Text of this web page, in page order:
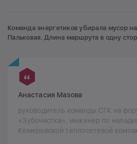
Команда энергетиков убирала мусор
Пальковая. Длина маршрута в одну
Анастасия Мазова
руководитель команды СГК на
«Зубочистка», инженер по
Кемеровской теплосетевой